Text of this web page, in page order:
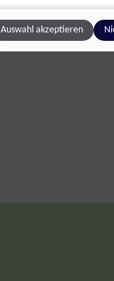
Auswahl akzeptieren